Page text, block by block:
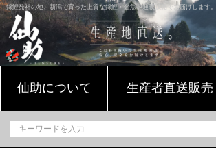
錦鯉発祥の地、新潟で育った上質な錦鯉・金魚を通販販売でお届けします。
仙助について 生産者直送販売